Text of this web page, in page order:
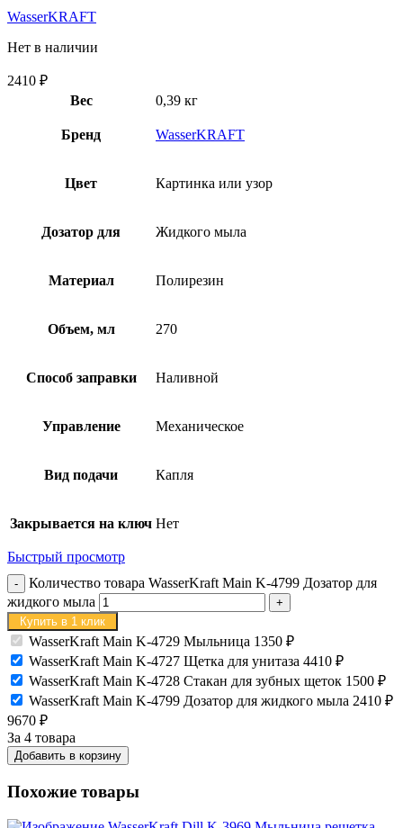
WasserKRAFT
Нет в наличии
2410 ₽
Вес
0,39 кг
Бренд WasserKRAFT
Цвет Картинка или узор
Дозатор для Жидкого мыла
Материал Полирезин
Объем, мл 270
Способ заправки Наливной
Управление Механическое
Вид подачи Капля
Закрывается на ключ Нет
Быстрый просмотр
Количество товара WasserKraft Main K-4799 Дозатор для
жидкого мыла
Купить в 1 клик
WasserKraft Main K-4729 Мыльница 1350 ₽
WasserKraft Main K-4727 Щетка для унитаза 4410 ₽
WasserKraft Main K-4728 Стакан для зубных щеток 1500 ₽
WasserKraft Main K-4799 Дозатор для жидкого мыла 2410 ₽
9670 ₽
За 4 товара
Добавить в корзину
Похожие товары